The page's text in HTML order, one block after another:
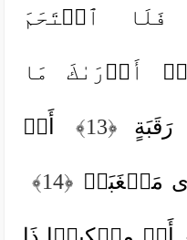
فَلَا ٱقۡتَحَمَ
أَدۡرَىٰكَ مَا
﴿13﴾ أَوۡ
مَسۡغَبَةࣲ ﴿14﴾